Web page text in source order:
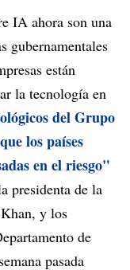
IA ahora son una
gubernamentales
están
la tecnología en
del Grupo
los países
en el riesgo"
presidenta de la
y los
de
pasada